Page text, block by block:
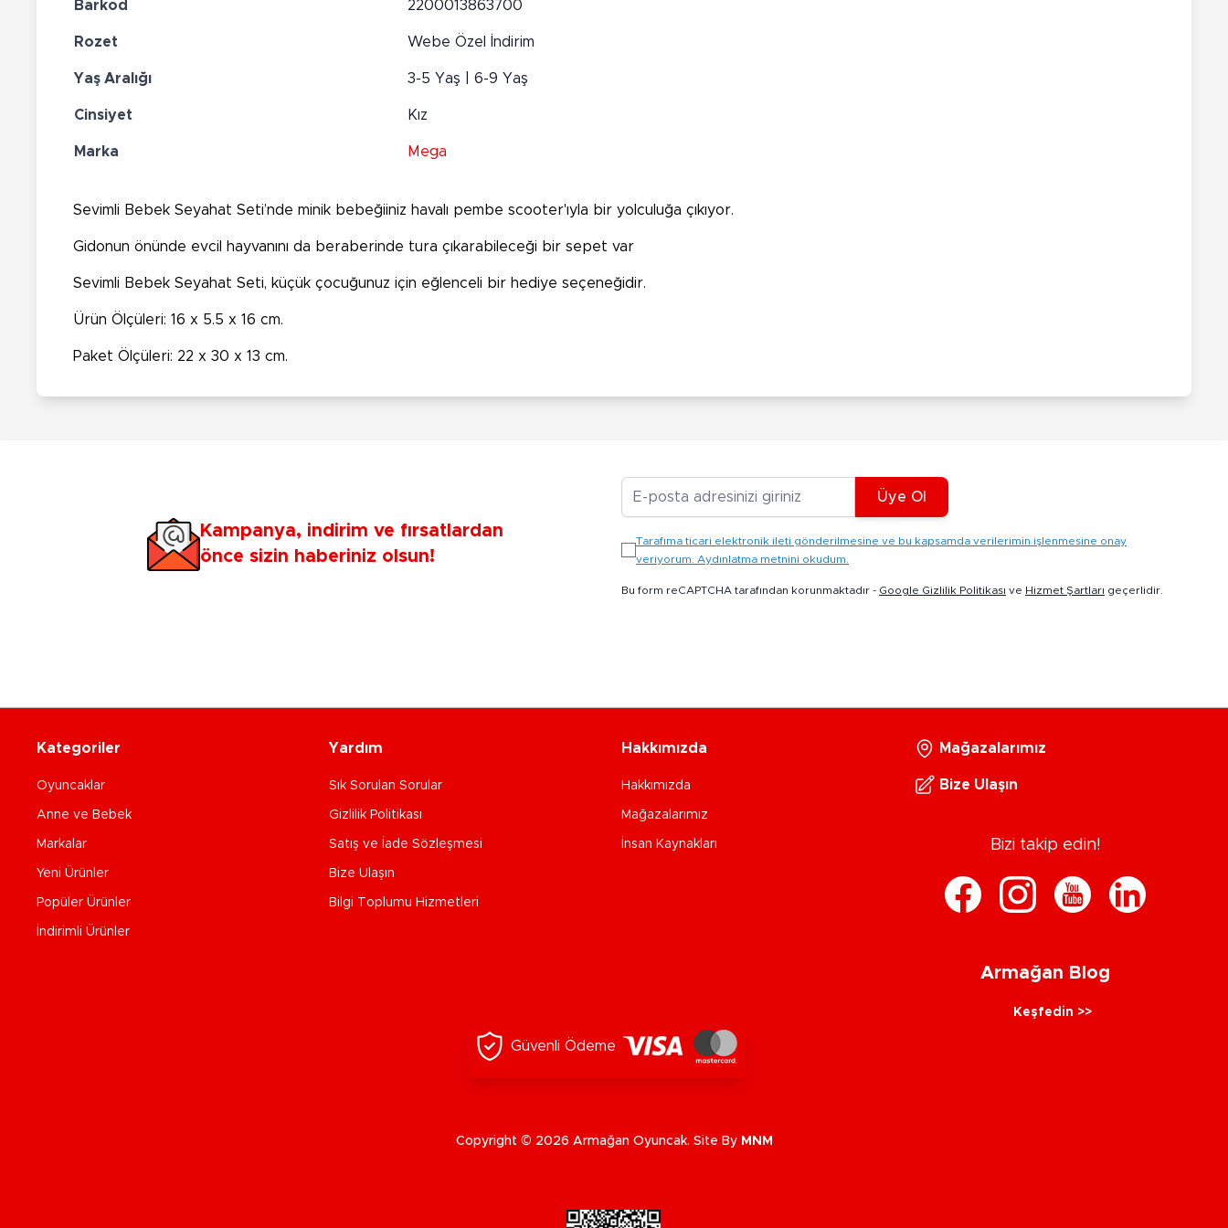
Barkod 2200013863700
Rozet Webe Özel İndirim
Yaş Aralığı 3-5 Yaş | 6-9 Yaş
Cinsiyet Kız
Marka Mega
Sevimli Bebek Seyahat Seti’nde minik bebeğiiniz havalı pembe scooter'ıyla bir yolculuğa çıkıyor.
Gidonun önünde evcil hayvanını da beraberinde tura çıkarabileceği bir sepet var
Sevimli Bebek Seyahat Seti, küçük çocuğunuz için eğlenceli bir hediye seçeneğidir.
Ürün Ölçüleri: 16 x 5.5 x 16 cm.
Paket Ölçüleri: 22 x 30 x 13 cm.
Kampanya, indirim ve fırsatlardan
önce sizin haberiniz olsun!
Üye Ol
Tarafıma ticari elektronik ileti gönderilmesine ve bu kapsamda verilerimin işlenmesine onay
veriyorum. Aydınlatma metnini okudum.
Bu form reCAPTCHA tarafından korunmaktadır - Google Gizlilik Politikası ve Hizmet Şartları geçerlidir.
Kategoriler
Oyuncaklar
Anne ve Bebek
Markalar
Yeni Ürünler
Popüler Ürünler
İndirimli Ürünler
Yardım
Sık Sorulan Sorular
Gizlilik Politikası
Satış ve İade Sözleşmesi
Bize Ulaşın
Bilgi Toplumu Hizmetleri
Hakkımızda
Hakkımızda
Mağazalarımız
İnsan Kaynakları
Mağazalarımız
Bize Ulaşın
Bizi takip edin!
Armağan Blog
Keşfedin >>
Güvenli Ödeme
Copyright © 2026 Armağan Oyuncak. Site By MNM